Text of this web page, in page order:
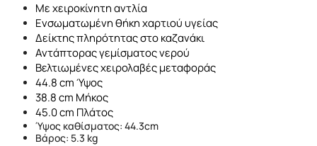
Με χειροκίνητη αντλία
Ενσωματωμένη θήκη χαρτιού υγείας
Δείκτης πληρότητας στο καζανάκι
Αντάπτορας γεμίσματος νερού
Βελτιωμένες χειρολαβές μεταφοράς
44.8 cm Ύψος
38.8 cm Μήκος
45.0 cm Πλάτος
Ύψος καθίσματος: 44.3cm
Βάρος: 5.3 kg